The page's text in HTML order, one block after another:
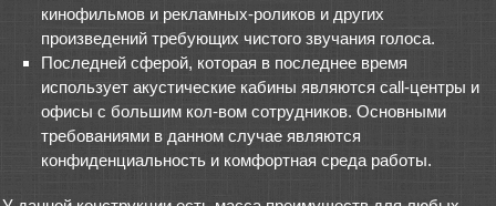
кинофильмов и рекламных-роликов и других
произведений требующих чистого звучания голоса.
Последней сферой, которая в последнее время
использует акустические кабины являются call-центры и
офисы с большим кол-вом сотрудников. Основными
требованиями в данном случае являются
конфиденциальность и комфортная среда работы.